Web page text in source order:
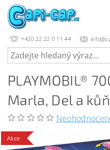
+420 22 22 0 11 44
PLAYMOBIL®
Marla, Del a
Akce